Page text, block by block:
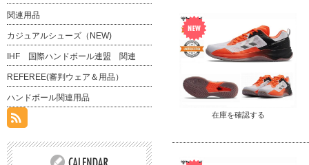
在庫を確認する
関連用品
カジュアルシューズ（NEW)
IHF 国際ハンドボール連盟 関連
REFEREE(審判ウェア＆用品）
ハンドボール関連用品